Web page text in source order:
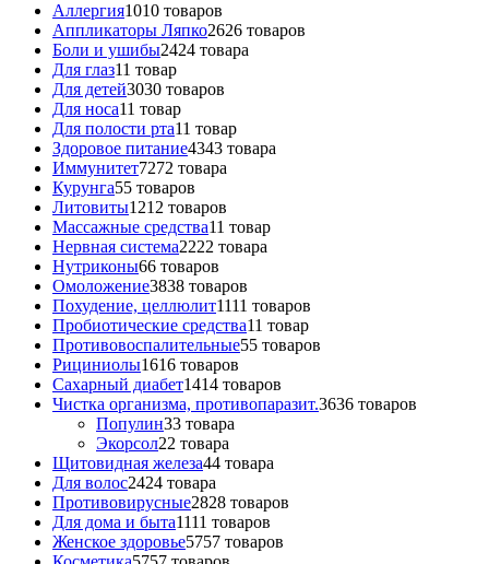
Аллергия1010 товаров
Аппликаторы Ляпко2626 товаров
Боли и ушибы2424 товара
Для глаз11 товар
Для детей3030 товаров
Для носа11 товар
Для полости рта11 товар
Здоровое питание4343 товара
Иммунитет7272 товара
Курунга55 товаров
Литовиты1212 товаров
Массажные средства11 товар
Нервная система2222 товара
Нутриконы66 товаров
Омоложение3838 товаров
Похудение, целлюлит1111 товаров
Пробиотические средства11 товар
Противовоспалительные55 товаров
Рициниолы1616 товаров
Сахарный диабет1414 товаров
Чистка организма, противопаразит.3636 товаров
Популин33 товара
Экорсол22 товара
Щитовидная железа44 товара
Для волос2424 товара
Противовирусные2828 товаров
Для дома и быта1111 товаров
Женское здоровье5757 товаров